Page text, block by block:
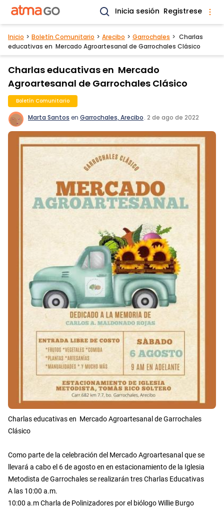
Inicia sesión Registrese
Inicio Boletín Comunitario Arecibo Garrochales
Charlas
educativas en Mercado Agroartesanal de Garrochales Clásico
Charlas educativas en Mercado
Agroartesanal de Garrochales Clásico
Boletín Comunitario
Marta Santos en Garrochales, Arecibo. 2 de ago de 2022
Charlas educativas en Mercado Agroartesanal de Garrochales
Clásico
Como parte de la celebración del Mercado Agroartesanal que se
llevará a cabo el 6 de agosto en en estacionamiento de la Iglesia
Metodista de Garrochales se realizarán tres Charlas Educativas
A las 10:00 a.m.
10:00 a.m Charla de Polinizadores por el biólogo Willie Burgo